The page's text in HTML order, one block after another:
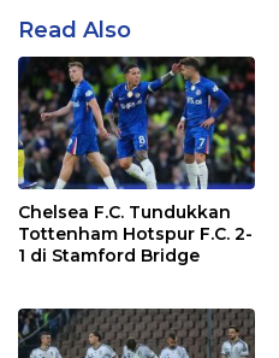
Read Also
Chelsea F.C. Tundukkan
Tottenham Hotspur F.C. 2-
1 di Stamford Bridge